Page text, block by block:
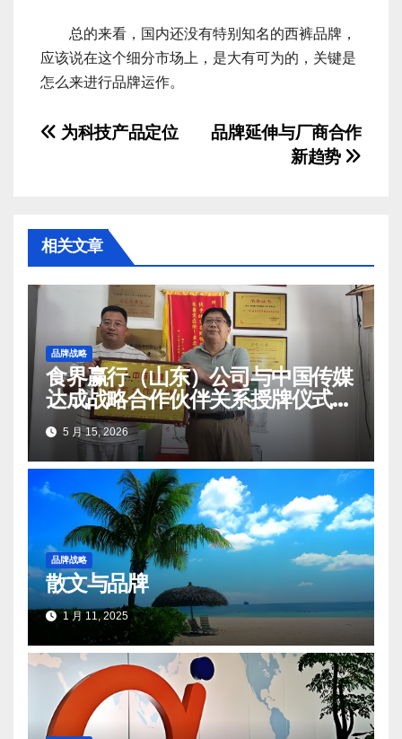
总的来看，国内还没有特别知名的西裤品牌，
应该说在这个细分市场上，是大有可为的，关键是
怎么来进行品牌运作。
文
航
品牌延伸与厂商合作
新趋势
为科技产品定位
相关文章
品牌战略
食界赢行（山东）公司与中国传媒
达成战略合作伙伴关系授牌仪式在
莒南顺利举办
5 月 15, 2026
品牌战略
散文与品牌
1 月 11, 2025